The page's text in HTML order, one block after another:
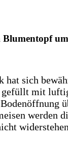
Blumentopf
hat sich
gefüllt mit
werden